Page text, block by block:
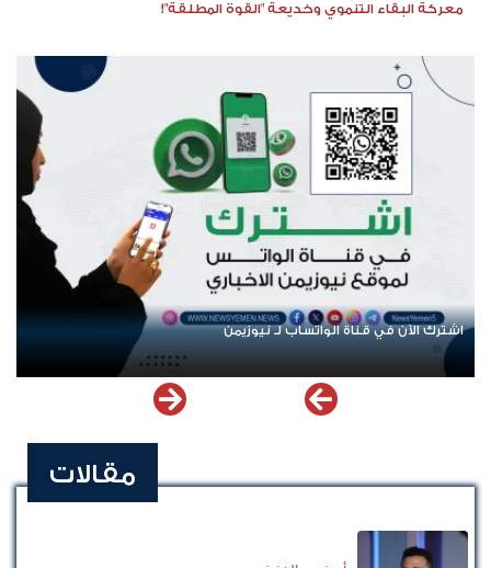
معركة البقاء التنموي وخديعة "القوة المطلقة"!
اشترك الآن في قناة الواتساب لـ نيوزيمن
مقالات